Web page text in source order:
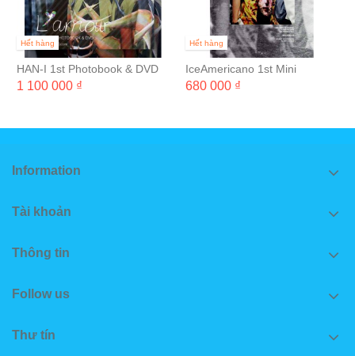
Hết hàng
HAN-I 1st Photobook & DVD
"L'amour"
1 100 000 ₫
Hết hàng
IceAmericano 1st Mini
Photobook & DVD 'JUDE
680 000 ₫
Information
Tài khoản
Thông tin
Follow us
Thư tín